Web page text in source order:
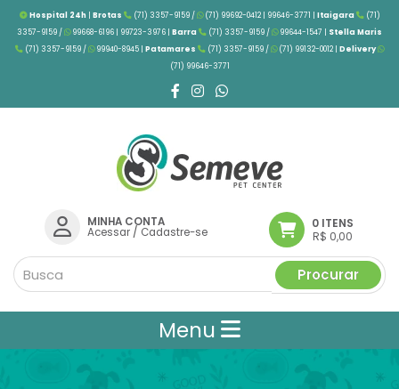
Hospital 24h| Brotas (71) 3357-9159 / (71) 99692-0412 | 99646-3771 | Itaigara
(71)
3357-9159 /
99668-6196 | 99723-3976 | Barra (71) 3357-9159 / 99644-1547 | Stella Maris
(71) 3357-9159 /
99940-8945 | Patamares (71) 3357-9159 / (71) 99132-0012 | Delivery
(71) 99646-3771
MINHA CONTA
Acessar/ Cadastre-se
0 ITENS
R$ 0,00
Procurar
Menu